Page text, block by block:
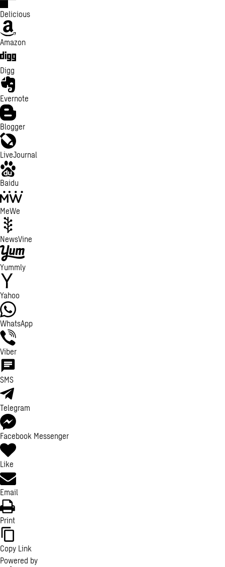
Delicious
Amazon
Digg
Evernote
Blogger
LiveJournal
Baidu
MeWe
NewsVine
Yummly
Yahoo
WhatsApp
Viber
SMS
Telegram
Facebook Messenger
Like
Email
Print
Copy Link
Powered by